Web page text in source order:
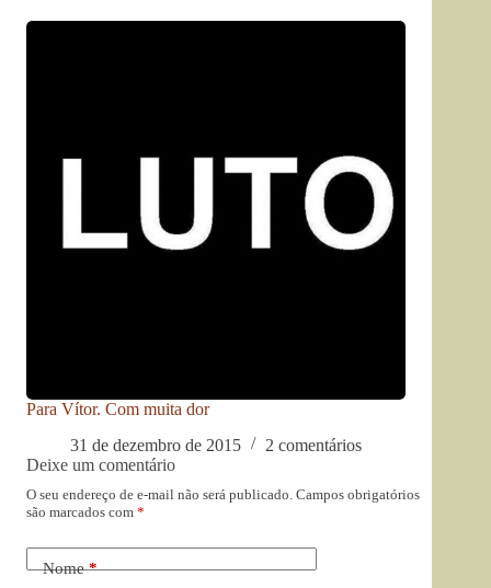
Para Vítor. Com muita dor
31 de dezembro de 2015
2 comentários
Deixe um comentário
O seu endereço de e-mail não será publicado. Campos obrigatórios
são marcados com *
Nome*